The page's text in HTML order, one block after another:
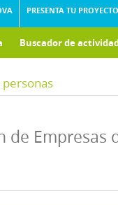
PRESENTA TU PROYECTO
Buscador de
de